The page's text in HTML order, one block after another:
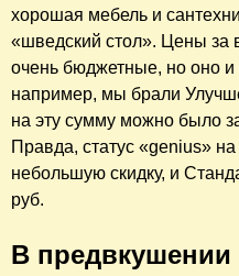
хорошая мебель и
«шведский стол». Цены за
очень бюджетные, но оно
например, мы брали
на эту сумму можно было
Правда, статус «genius»
небольшую скидку, и
руб.
В предвкушении